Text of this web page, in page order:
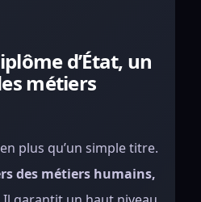
d’État, un
métiers
plus qu’un simple titre.
des métiers humains,